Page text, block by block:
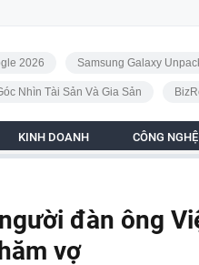
2026 Samsung Galaxy
Nhìn Tài Sản Và Gia Sản
KINH DOANH CÔNG NGHỆ
đàn ông
vợ